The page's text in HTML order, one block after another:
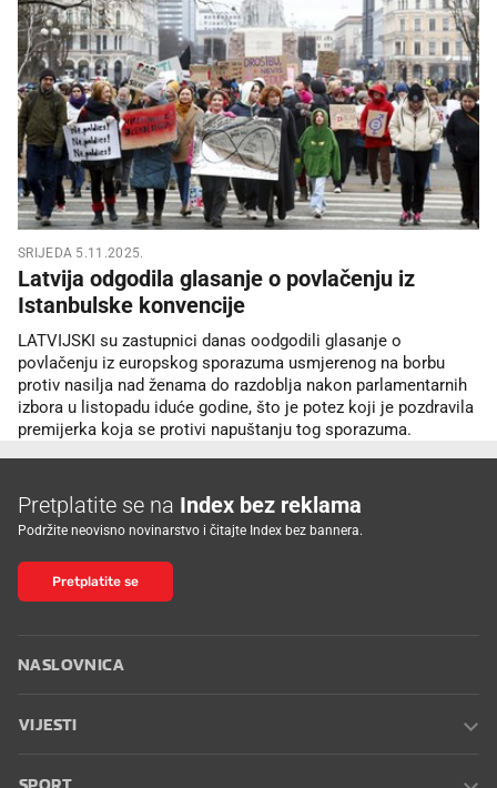
SRIJEDA 5.11.2025.
Latvija odgodila glasanje o povlačenju iz
Istanbulske konvencije
LATVIJSKI su zastupnici danas oodgodili glasanje o
povlačenju iz europskog sporazuma usmjerenog na borbu
protiv nasilja nad ženama do razdoblja nakon parlamentarnih
izbora u listopadu iduće godine, što je potez koji je pozdravila
premijerka koja se protivi napuštanju tog sporazuma.
Pretplatite se na Index bez reklama
Podržite neovisno novinarstvo i čitajte Index bez bannera.
Pretplatite se
NASLOVNICA
VIJESTI